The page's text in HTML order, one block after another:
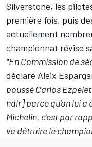
Silverstone, les
première fois, puis
actuellement
championnat révise
"En Commission de
déclaré Aleix
poussé Carlos
ndlr] parce qu'on lui a
Michelin, c'est par
va détruire le